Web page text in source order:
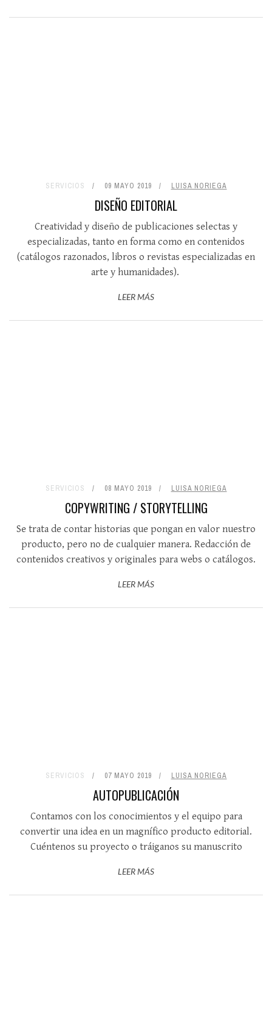
SERVICIOS 09 MAYO 2019 LUISA NORIEGA
DISEÑO EDITORIAL
Creatividad y diseño de publicaciones selectas y
especializadas, tanto en forma como en contenidos
(catálogos razonados, libros o revistas especializadas en
arte y humanidades).
LEER MÁS
SERVICIOS 08 MAYO 2019 LUISA NORIEGA
COPYWRITING / STORYTELLING
Se trata de contar historias que pongan en valor nuestro
producto, pero no de cualquier manera. Redacción de
contenidos creativos y originales para webs o catálogos.
LEER MÁS
SERVICIOS 07 MAYO 2019 LUISA NORIEGA
AUTOPUBLICACIÓN
Contamos con los conocimientos y el equipo para
convertir una idea en un magnífico producto editorial.
Cuéntenos su proyecto o tráiganos su manuscrito
LEER MÁS